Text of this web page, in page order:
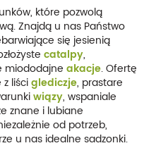
które pozwolą
Znajdą u nas Państwo
się jesienią
catalpy,
miododajne akacje. Ofertę
liściglediczje, prastare
wiązy, wspaniale
znane i lubiane
od potrzeb,
u nas idealne sadzonki.